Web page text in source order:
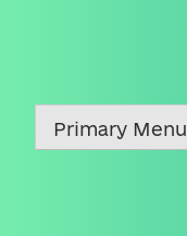
Primary Menu